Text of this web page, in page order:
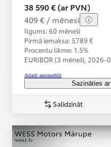
38 590 € (ar PVN)
409 € / mēnesī
Ilgums: 60 mēneši
Pirmā iemaksa: 5789 €
Procentu likme: 1.5%
EURIBOR (3 mēneši, 2026-
Atlasīt automobili
Sazināties
Salīdzināt